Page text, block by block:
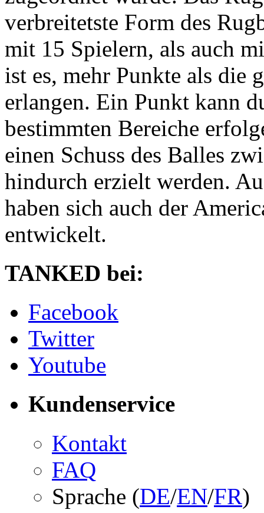
verbreitetste Form des
mit 15 Spielern, als auch
ist es, mehr Punkte als die
erlangen. Ein Punkt kann
bestimmten Bereiche
einen Schuss des Balles
hindurch erzielt werden.
haben sich auch der
entwickelt.
TANKED bei:
Facebook
Twitter
Youtube
Kundenservice
Kontakt
FAQ
Sprache (DE/EN/FR)